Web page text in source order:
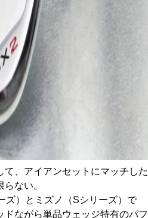
、アイアンセットにマッチした
ない。
ズ）とミズノ（Sシリーズ）で
ドながら単品ウェッジ特有のパフ